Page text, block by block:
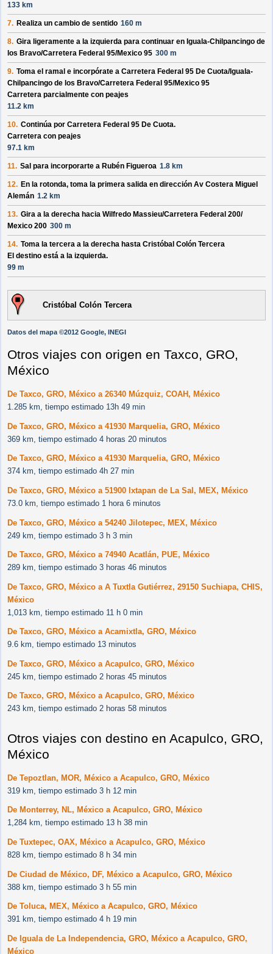
133 km
7. Realiza un cambio de sentido 160 m
8. Gira ligeramente a la izquierda para continuar en Iguala-Chilpancingo de
los Bravo/Carretera Federal 95/Mexico 95 300 m
9. Toma el ramal e incorpórate a Carretera Federal 95 De Cuota/Iguala-
Chilpancingo de los Bravo/Carretera Federal 95/Mexico 95
Carretera parcialmente con peajes
11.2 km
10. Continúa por Carretera Federal 95 De Cuota.
Carretera con peajes
97.1 km
11. Sal para incorporarte a Rubén Figueroa 1.8 km
12. En la rotonda, toma la primera salida en dirección Av Costera Miguel
Alemán 1.2 km
13. Gira a la derecha hacia Wilfredo Massieu/Carretera Federal 200/
Mexico 200 300 m
14. Toma la tercera a la derecha hasta Cristóbal Colón Tercera
El destino está a la izquierda.
99 m
Cristóbal Colón Tercera
Datos del mapa ©2012 Google, INEGI
Otros viajes con origen en Taxco, GRO,
México
De Taxco, GRO, México a 26340 Múzquiz, COAH, México
1.285 km, tiempo estimado 13h 49 min
De Taxco, GRO, México a 41930 Marquelia, GRO, México
369 km, tiempo estimado 4 horas 20 minutos
De Taxco, GRO, México a 41930 Marquelia, GRO, México
374 km, tiempo estimado 4h 27 min
De Taxco, GRO, México a 51900 Ixtapan de La Sal, MEX, México
73.0 km, tiempo estimado 1 hora 6 minutos
De Taxco, GRO, México a 54240 Jilotepec, MEX, México
249 km, tiempo estimado 3 h 3 min
De Taxco, GRO, México a 74940 Acatlán, PUE, México
289 km, tiempo estimado 3 horas 46 minutos
De Taxco, GRO, México a A Tuxtla Gutiérrez, 29150 Suchiapa, CHIS,
México
1,013 km, tiempo estimado 11 h 0 min
De Taxco, GRO, México a Acamixtla, GRO, México
9.6 km, tiempo estimado 13 minutos
De Taxco, GRO, México a Acapulco, GRO, México
245 km, tiempo estimado 2 horas 45 minutos
De Taxco, GRO, México a Acapulco, GRO, México
243 km, tiempo estimado 2 horas 58 minutos
Otros viajes con destino en Acapulco, GRO,
México
De Tepoztlan, MOR, México a Acapulco, GRO, México
319 km, tiempo estimado 3 h 12 min
De Monterrey, NL, México a Acapulco, GRO, México
1,284 km, tiempo estimado 13 h 38 min
De Tuxtepec, OAX, México a Acapulco, GRO, México
828 km, tiempo estimado 8 h 34 min
De Ciudad de México, DF, México a Acapulco, GRO, México
388 km, tiempo estimado 3 h 55 min
De Toluca, MEX, México a Acapulco, GRO, México
391 km, tiempo estimado 4 h 19 min
De Iguala de La Independencia, GRO, México a Acapulco, GRO,
México